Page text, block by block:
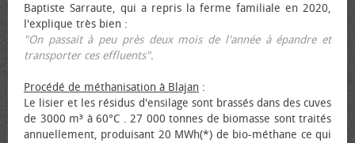
Baptiste Sarraute, qui a repris la ferme familiale en 2020,
l'explique très bien :
"On passait à peu près deux mois de l'année à épandre et
transporter ces effluents".
Procédé de méthanisation à Blajan :
Le lisier et les résidus d'ensilage sont brassés dans des cuves
de 3000 m³ à 60°C . 27 000 tonnes de biomasse sont traités
annuellement, produisant 20 MWh(*) de bio-méthane ce qui